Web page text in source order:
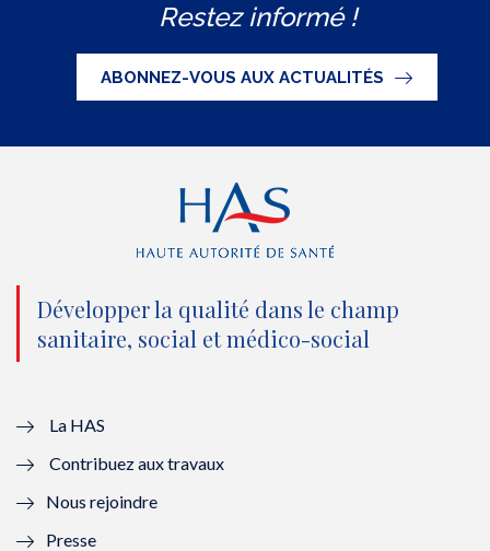
i
t
t
e
n
o
u
l
l
c
e
b
o
o
k
(
n
o
e
u
t
u
b
e
(
n
o
u
n
k
e
d
(
n
o
Restez informé !
ABONNEZ-VOUS AUX ACTUALITÉS
Développer la qualité dans le champ
sanitaire, social et médico-social
La HAS
Contribuez aux travaux
Nous rejoindre
Presse